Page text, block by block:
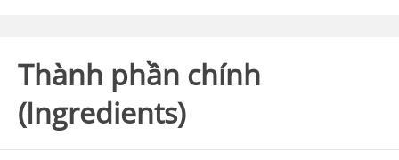
Thành phần chính
(Ingredients)